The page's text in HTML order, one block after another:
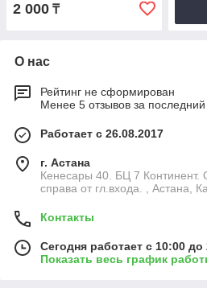
2 000 ₸
О нас
Рейтинг не сформирован
Менее 5 отзывов за последний
Работает с 26.08.2017
г. Астана
Кенесары 40. БЦ 7 Континент.
справа от гл.входа. , Астана,
Контакты
Сегодня работает с 10:00 до
Показать весь график